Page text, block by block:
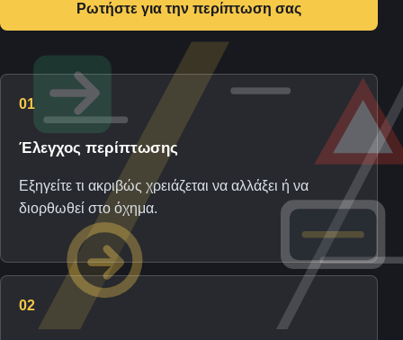
Ρωτήστε για την περίπτωση σας
01
Έλεγχος περίπτωσης
Εξηγείτε τι ακριβώς χρειάζεται να αλλάξει ή να
διορθωθεί στο όχημα.
02